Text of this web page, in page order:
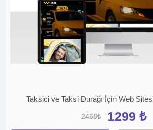
Taksici ve Taksi Durağı İçin Web
2468₺ 1299 ₺